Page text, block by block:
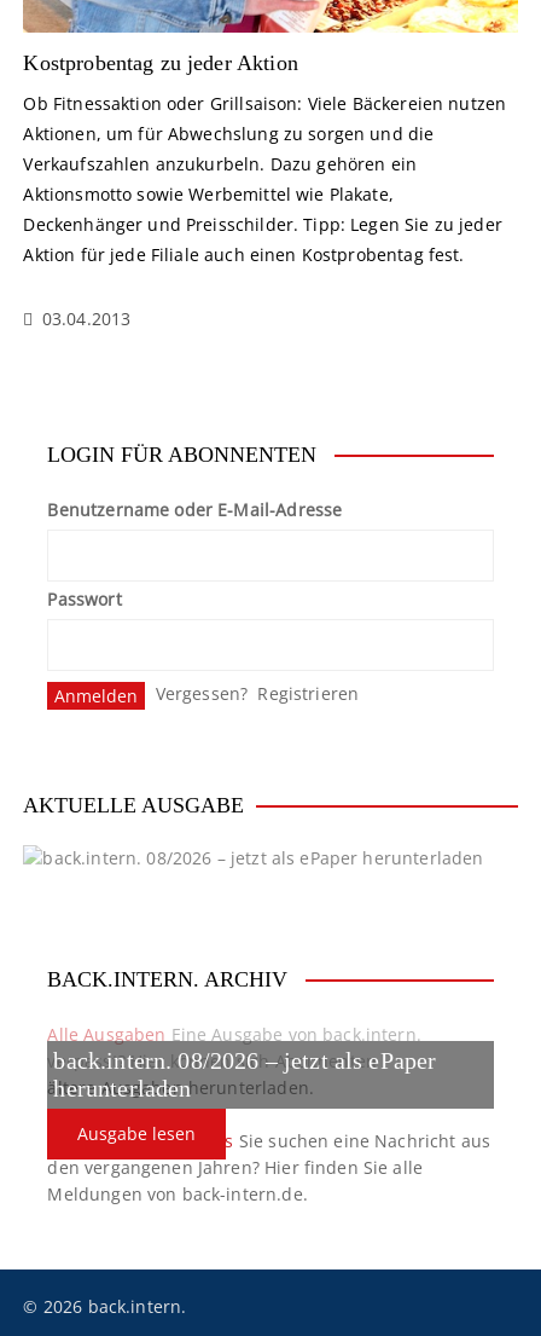
Kostprobentag zu jeder Aktion
Ob Fitnessaktion oder Grillsaison: Viele Bäckereien nutzen
Aktionen, um für Abwechslung zu sorgen und die
Verkaufszahlen anzukurbeln. Dazu gehören ein
Aktionsmotto sowie Werbemittel wie Plakate,
Deckenhänger und Preisschilder. Tipp: Legen Sie zu jeder
Aktion für jede Filiale auch einen Kostprobentag fest.
03.04.2013
LOGIN FÜR ABONNENTEN
Benutzername oder E-Mail-Adresse
Passwort
Vergessen? Registrieren
AKTUELLE AUSGABE
back.intern. 08/2026 – jetzt als ePaper
herunterladen
Ausgabe lesen
BACK.INTERN. ARCHIV
Alle Ausgaben Eine Ausgabe von back.intern.
verpasst? Hier können sich Abonnenten
ältere Ausgaben herunterladen.
back.intern. Top-News Sie suchen eine Nachricht aus
den vergangenen Jahren? Hier finden Sie alle
Meldungen von back-intern.de.
© 2026 back.intern.